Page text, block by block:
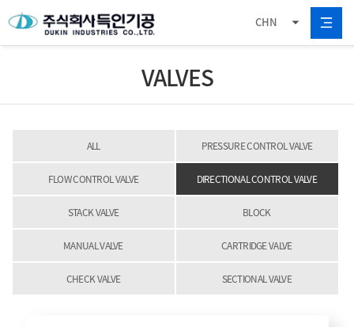
CHN
VALVES
ALL PRESSURE CONTROL VALVE
FLOW CONTROL VALVE DIRECTIONAL CONTROL VALVE
STACK VALVE BLOCK
MANUAL VALVE CARTRIDGE VALVE
CHECK VALVE SECTIONAL VALVE